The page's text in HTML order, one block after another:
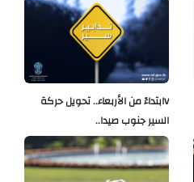
Vابتداءً من الأربعاء.. تحويل حركة
السير جنوب صيدا..